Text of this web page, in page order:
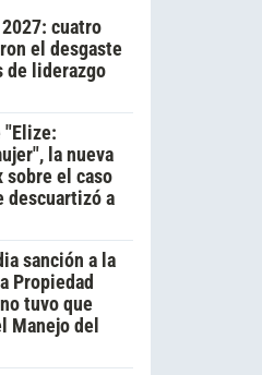
cuatro
el desgaste
de liderazgo
"Elize:
la nueva
el caso
descuartizó a
sanción a la
Propiedad
tuvo que
Manejo del